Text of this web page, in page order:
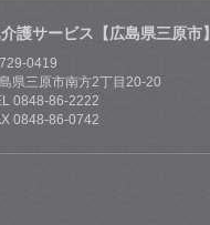
護サービス【広島県三原市】
0419
県三原市南方2丁目20-20
0848-86-2222
0848-86-0742